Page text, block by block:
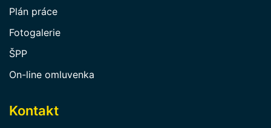
Plán práce
Fotogalerie
ŠPP
On-line omluvenka
Kontakt